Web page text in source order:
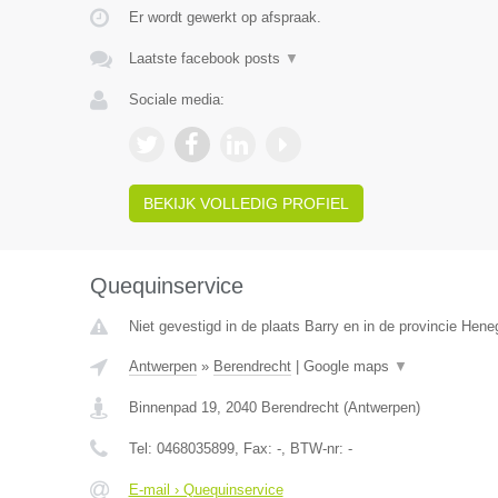
Er wordt gewerkt op afspraak.
Laatste facebook posts ▼
Sociale media:
BEKIJK VOLLEDIG PROFIEL
Quequinservice
Niet gevestigd in de plaats Barry en in de provincie
Antwerpen» Berendrecht| Google maps ▼
Binnenpad 19, 2040 Berendrecht(Antwerpen)
Tel: 0468035899, Fax: -, BTW-nr: -
E-mail › Quequinservice